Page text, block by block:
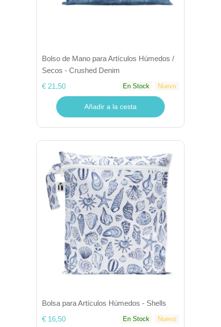
Bolso de Mano para Artículos Húmedos /
Secos - Crushed Denim
€ 21,50
En Stock Nuevo
Añadir a la cesta
Bolsa para Artículos Húmedos - Shells
€ 16,50
En Stock Nuevo